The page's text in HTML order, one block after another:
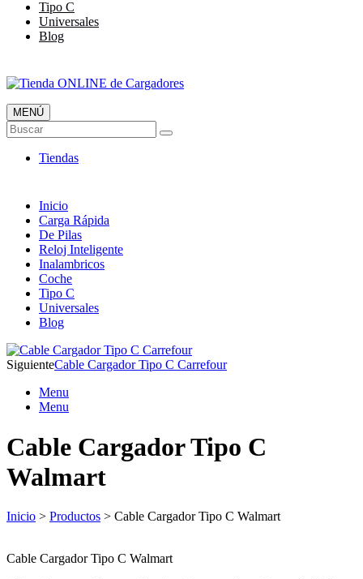
Tipo C
Universales
Blog
Tienda ONLINE de Cargadores
Más Baratos
MENÚ
Buscar
Tiendas
Inicio
Carga Rápida
De Pilas
Reloj Inteligente
Inalambricos
Coche
Tipo C
Universales
Blog
SiguienteCable Cargador Tipo C Carrefour
Menu
Menu
Cable Cargador Tipo C
Walmart
Inicio > Productos > Cable Cargador Tipo C Walmart
Cable Cargador Tipo C Walmart